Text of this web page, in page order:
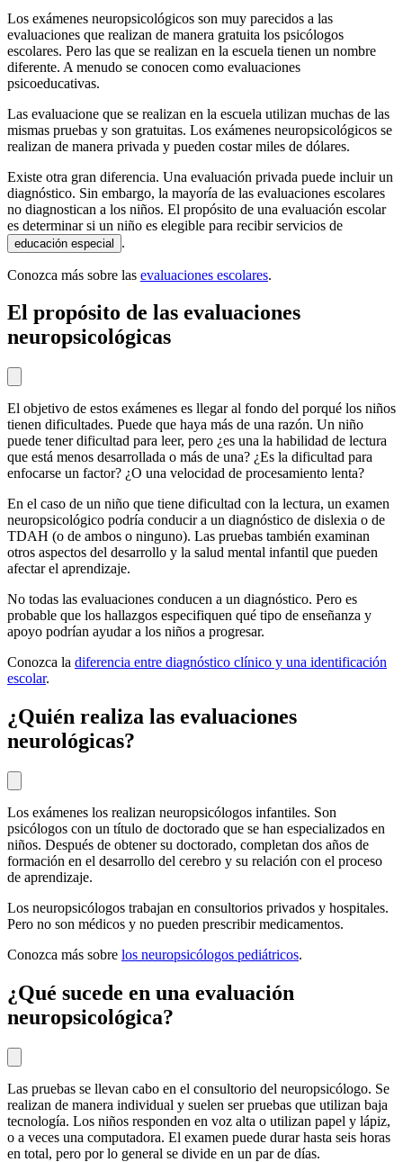
Los exámenes neuropsicológicos son muy parecidos a las
evaluaciones que realizan de manera gratuita los psicólogos
escolares. Pero las que se realizan en la escuela tienen un nombre
diferente. A menudo se conocen como evaluaciones
psicoeducativas.
Las evaluacione que se realizan en la escuela utilizan muchas de las
mismas pruebas y son gratuitas. Los exámenes neuropsicológicos se
realizan de manera privada y pueden costar miles de dólares.
Existe otra gran diferencia. Una evaluación privada puede incluir un
diagnóstico. Sin embargo, la mayoría de las evaluaciones escolares
no diagnostican a los niños. El propósito de una evaluación escolar
es determinar si un niño es elegible para recibir servicios de
educación especial .
Conozca más sobre las evaluaciones escolares.
El propósito de las evaluaciones
neuropsicológicas
El objetivo de estos exámenes es llegar al fondo del porqué los niños
tienen dificultades. Puede que haya más de una razón. Un niño
puede tener dificultad para leer, pero ¿es una la habilidad de lectura
que está menos desarrollada o más de una? ¿Es la dificultad para
enfocarse un factor? ¿O una velocidad de procesamiento lenta?
En el caso de un niño que tiene dificultad con la lectura, un examen
neuropsicológico podría conducir a un diagnóstico de dislexia o de
TDAH (o de ambos o ninguno). Las pruebas también examinan
otros aspectos del desarrollo y la salud mental infantil que pueden
afectar el aprendizaje.
No todas las evaluaciones conducen a un diagnóstico. Pero es
probable que los hallazgos especifiquen qué tipo de enseñanza y
apoyo podrían ayudar a los niños a progresar.
Conozca la diferencia entre diagnóstico clínico y una identificación
escolar.
¿Quién realiza las evaluaciones
neurológicas?
Los exámenes los realizan neuropsicólogos infantiles. Son
psicólogos con un título de doctorado que se han especializados en
niños. Después de obtener su doctorado, completan dos años de
formación en el desarrollo del cerebro y su relación con el proceso
de aprendizaje.
Los neuropsicólogos trabajan en consultorios privados y hospitales.
Pero no son médicos y no pueden prescribir medicamentos.
Conozca más sobre los neuropsicólogos pediátricos.
¿Qué sucede en una evaluación
neuropsicológica?
Las pruebas se llevan cabo en el consultorio del neuropsicólogo. Se
realizan de manera individual y suelen ser pruebas que utilizan baja
tecnología. Los niños responden en voz alta o utilizan papel y lápiz,
o a veces una computadora. El examen puede durar hasta seis horas
en total, pero por lo general se divide en un par de días.